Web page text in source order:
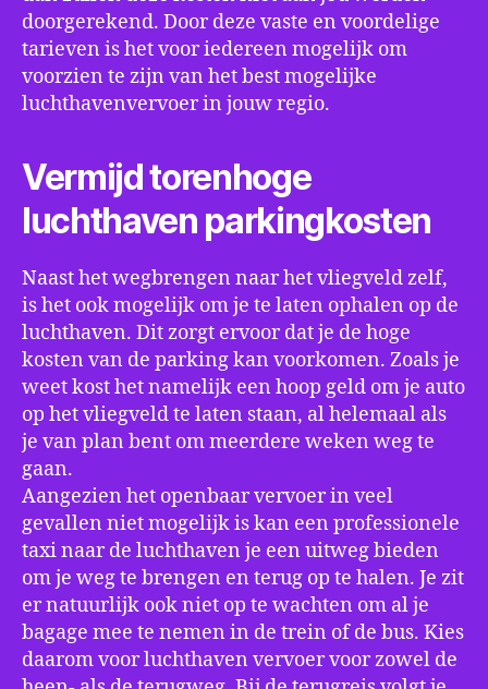
doorgerekend. Door deze vaste en voordelige
tarieven is het voor iedereen mogelijk om
voorzien te zijn van het best mogelijke
luchthavenvervoer in jouw regio.
Vermijd torenhoge
luchthaven parkingkosten
Naast het wegbrengen naar het vliegveld zelf,
is het ook mogelijk om je te laten ophalen op de
luchthaven. Dit zorgt ervoor dat je de hoge
kosten van de parking kan voorkomen. Zoals je
weet kost het namelijk een hoop geld om je auto
op het vliegveld te laten staan, al helemaal als
je van plan bent om meerdere weken weg te
gaan.
Aangezien het openbaar vervoer in veel
gevallen niet mogelijk is kan een professionele
taxi naar de luchthaven je een uitweg bieden
om je weg te brengen en terug op te halen. Je zit
er natuurlijk ook niet op te wachten om al je
bagage mee te nemen in de trein of de bus. Kies
daarom voor luchthaven vervoer voor zowel de